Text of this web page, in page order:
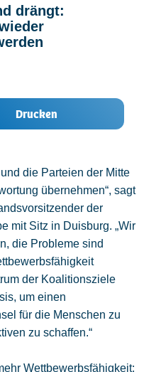
drängt:
Drucken
die Parteien der Mitte
übernehmen“, sagt
der
mit Sitz in Duisburg. „Wir
die Probleme sind
der Koalitionsziele
um einen
für die Menschen zu
zu schaffen.“
Wettbewerbsfähigkeit: